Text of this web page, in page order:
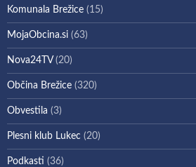
Komunala Brežice (15)
MojaObcina.si (63)
Nova24TV(20)
Občina Brežice (320)
Obvestila (3)
Plesni klub Lukec (20)
Podkasti (36)